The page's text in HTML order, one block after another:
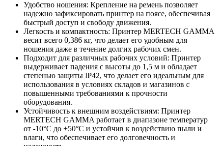
Удобство ношения: Крепление на ремень позволяет
надежно зафиксировать принтер на поясе, обеспечивая
быстрый доступ и свободу движения.
Легкость и компактность: Принтер MERTECH GAMMA
весит всего 0,386 кг, что делает его удобным для
ношения даже в течение долгих рабочих смен.
Подходит для различных рабочих условий: Принтер
выдерживает падения с высоты до 1,5 м и обладает
степенью защиты IP42, что делает его идеальным для
использования в условиях складов и магазинов с
повышенными требованиями к прочности
оборудования.
Устойчивость к внешним воздействиям: Принтер
MERTECH GAMMA работает в диапазоне температур
от -10°C до +50°C и устойчив к воздействию пыли и
влаги, что обеспечивает его долговечность и